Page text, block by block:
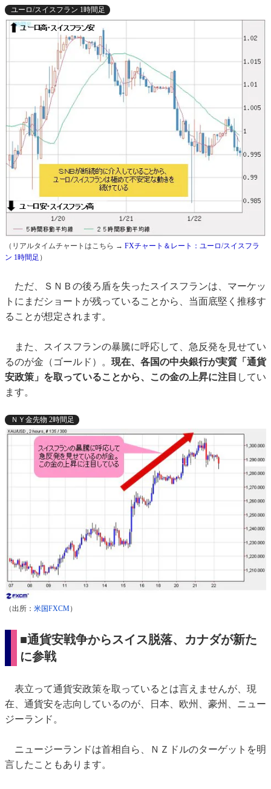
ユーロ/スイスフラン 1時間足
（リアルタイムチャートはこちら → FXチャート＆レート：ユーロ/スイスフラ
ン 1時間足 ）
ただ、ＳＮＢの後ろ盾を失ったスイスフランは、マーケッ
トにまだショートが残っていることから、当面底堅く推移す
ることが想定されます。
また、スイスフランの暴騰に呼応して、急反発を見せてい
るのが金（ゴールド）。 現在、各国の中央銀行が実質「通貨
安政策」を取っていることから、この金の上昇に注目 してい
ます。
ＮＹ金先物 2時間足
（出所： 米国FXCM）
■通貨安戦争からスイス脱落、カナダが新た
に参戦
表立って通貨安政策を取っているとは言えませんが、現
在、通貨安を志向しているのが、日本、欧州、豪州、ニュー
ジーランド。
ニュージーランドは首相自ら、ＮＺドルのターゲットを明
言したこともあります。